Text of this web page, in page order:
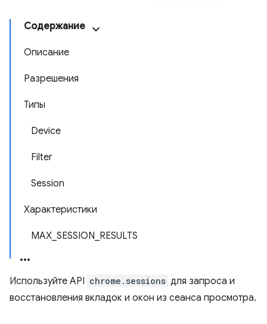
Содержание
Описание
Разрешения
Типы
Device
Filter
Session
Характеристики
MAX_SESSION_RESULTS
Используйте API chrome.sessions для запроса и
восстановления вкладок и окон из сеанса просмотра.